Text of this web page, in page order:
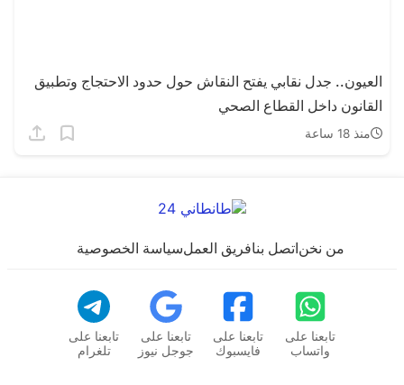
العيون.. جدل نقابي يفتح النقاش حول حدود الاحتجاج وتطبيق
القانون داخل القطاع الصحي
منذ 18 ساعة
من نخناتصل بنافريق العملسياسة الخصوصية
تابعنا على
واتساب
تابعنا على
فايسبوك
تابعنا على
جوجل نيوز
تابعنا على
تلغرام